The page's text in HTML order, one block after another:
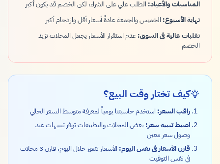
المناسبات والأعياد: الطلب عالي على الشراء، لكن الخصم قد يكون أكبر
نهاية الأسبوع: الخميس والجمعة عادةً أسعار أقل وازدحام أكبر
تقلبات عالية في السوق:عدم استقرار الأسعار يجعل المحلات تزيد
الخصم
كيف تختار وقت البيع؟
راقب السعر: استخدم حاسبتنا يومياً لمعرفة متوسط السعر الحالي
اضبط تنبيه سعر: بعض المحلات والتطبيقات توفر تنبيهات عند
وصول سعر معين
قارن الأسعار في نفس اليوم:
الأسعار تتغير خلال اليوم، قارن 3 محلات
في نفس التوقيت